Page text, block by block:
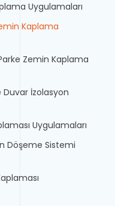
Uygulamaları
Kaplama
Zemin Kaplama
Duvar İzolasyon
Uygulamaları
Döşeme Sistemi